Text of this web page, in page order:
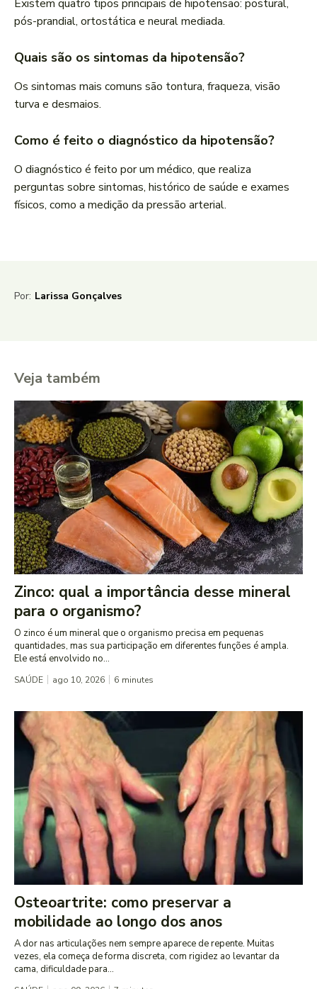
Existem quatro tipos principais de hipotensão: postural,
pós-prandial, ortostática e neural mediada.
Quais são os sintomas da hipotensão?
Os sintomas mais comuns são tontura, fraqueza, visão
turva e desmaios.
Como é feito o diagnóstico da hipotensão?
O diagnóstico é feito por um médico, que realiza
perguntas sobre sintomas, histórico de saúde e exames
físicos, como a medição da pressão arterial.
Por: Larissa Gonçalves
Veja também
Zinco: qual a importância desse mineral
para o organismo?
O zinco é um mineral que o organismo precisa em pequenas
quantidades, mas sua participação em diferentes funções é ampla.
Ele está envolvido no...
SAÚDE ago 10, 2026 6 minutes
Osteoartrite: como preservar a
mobilidade ao longo dos anos
A dor nas articulações nem sempre aparece de repente. Muitas
vezes, ela começa de forma discreta, com rigidez ao levantar da
cama, dificuldade para...